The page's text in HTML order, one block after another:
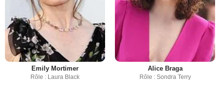
Emily Mortimer
Rôle : Laura Black
Alice Braga
Rôle : Sondra Terry